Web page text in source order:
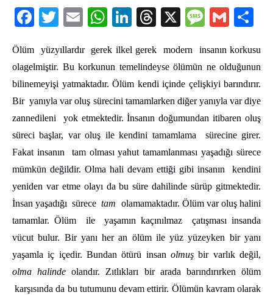
FacebookTwitterEmail WhatsAppLinkedInThreads
X Message
Gmail
Ölüm yüzyıllardır gerek ilkel gerek modern insanın korkusu
olagelmiştir. Bu korkunun temelindeyse ölümün ne olduğunun
bilinemeyişi yatmaktadır. Ölüm kendi içinde çelişkiyi barındırır.
Bir yanıyla var oluş sürecini tamamlarken diğer yanıyla var diye
zannedileni yok etmektedir. İnsanın doğumundan itibaren oluş
süreci başlar, var oluş ile kendini tamamlama sürecine girer.
Fakat insanın tam olması yahut tamamlanması yaşadığı sürece
mümkün değildir. Olma hali devam ettiği gibi insanın kendini
yeniden var etme olayı da bu süre dahilinde sürüp gitmektedir.
İnsan yaşadığı sürecetam olamamaktadır. Ölüm var oluş halini
tamamlar. Ölüm ile yaşamın kaçınılmaz çatışması insanda
vücut bulur. Bir yanı her an ölüm ile yüz yüzeyken bir yanı
yaşamla iç içedir. Bundan ötürü insan olmuş bir varlık değil,
olma halinde olandır. Zıtlıkları bir arada barındırırken ölüm
karşısında da bu tutumunu devam ettirir. Ölümün kavram olarak